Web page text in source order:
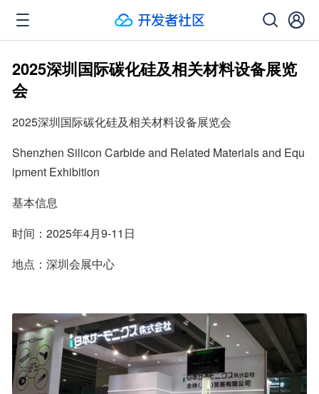
2025深圳国际碳化硅及相关材料设备展览
会
2025深圳国际碳化硅及相关材料设备展览会
Shenzhen Silicon Carbide and Related Materials and Equ
ipment Exhibition
基本信息
时间：2025年4月9-11日
地点：深圳会展中心